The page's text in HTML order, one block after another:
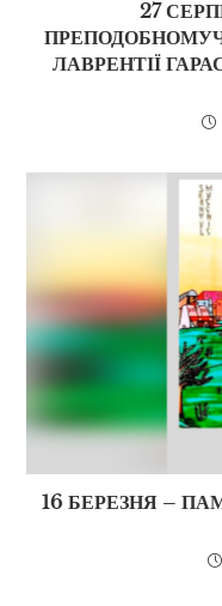
27
ЛАВРЕНТІЇ
16 БЕРЕЗНЯ –